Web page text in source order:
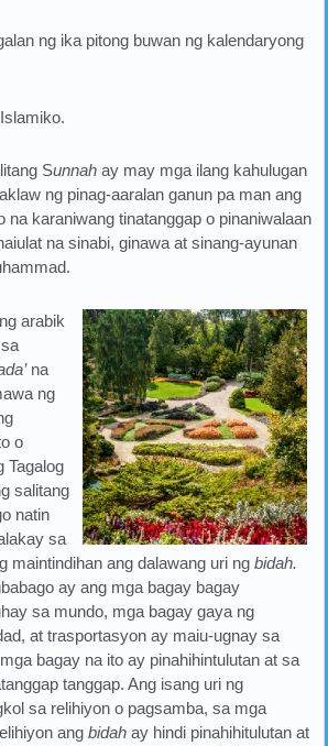
ng ika pitong buwan ng kalendaryong
Sunnah ay may mga ilang kahulugan
ng pinag-aaralan ganun pa man ang
na karaniwang tinatanggap o pinaniwalaan
na sinabi, ginawa at sinang-ayunan
arabik
na
ng
o
Tagalog
salitang
natin
sa
maintindihan ang dalawang uri ng bidah.
ay ang mga bagay bagay
sa mundo, mga bagay gaya ng
at trasportasyon ay maiu-ugnay sa
bagay na ito ay pinahihintulutan at sa
tanggap. Ang isang uri ng
sa relihiyon o pagsamba, sa mga
ang bidah ay hindi pinahihitulutan at